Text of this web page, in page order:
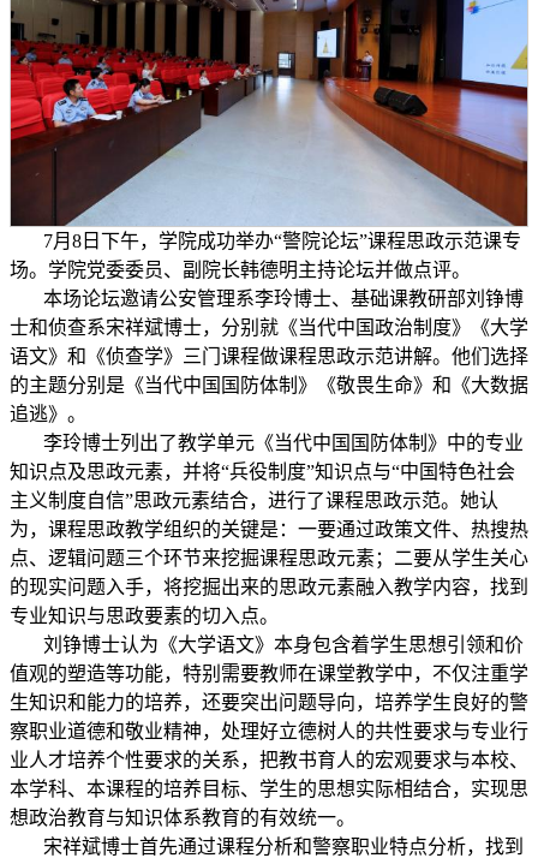
7月 8 日下午，学院成功举办“警院论坛”课程思政示范课专
场。学院党委委员、副院长韩德明主持论坛并做点评。
本场论坛邀请公安管理系李玲博士、基础课教研部刘铮博
士和侦查系宋祥斌博士，分别就《当代中国政治制度》《大学
语文》和《侦查学》三门课程做课程思政示范讲解。他们选择
的主题分别是《当代中国国防体制》《敬畏生命》和《大数据
追逃》。
李玲博士列出了教学单元《当代中国国防体制》中的专业
知识点及思政元素，并将“兵役制度”知识点与“中国特色社会
主义制度自信”思政元素结合，进行了课程思政示范。她认
为，课程思政教学组织的关键是：一要通过政策文件、热搜热
点、逻辑问题三个环节来挖掘课程思政元素；二要从学生关心
的现实问题入手，将挖掘出来的思政元素融入教学内容，找到
专业知识与思政要素的切入点。
刘铮博士认为《大学语文》本身包含着学生思想引领和价
值观的塑造等功能，特别需要教师在课堂教学中，不仅注重学
生知识和能力的培养，还要突出问题导向，培养学生良好的警
察职业道德和敬业精神，处理好立德树人的共性要求与专业行
业人才培养个性要求的关系，把教书育人的宏观要求与本校、
本学科、本课程的培养目标、学生的思想实际相结合，实现思
想政治教育与知识体系教育的有效统一。
宋祥斌博士首先通过课程分析和警察职业特点分析，找到